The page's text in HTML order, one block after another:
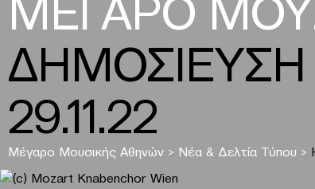
ΔΗΜΟΣΙΕΥΣΗ
29.11.22
Μέγαρο Μουσικής Αθηνών > Νέα & Δελτία Τύπου >